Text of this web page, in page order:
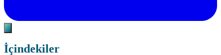
İçindekiler